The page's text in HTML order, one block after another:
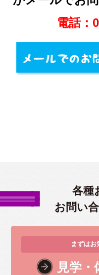
電話：
各種
お問い
まずはお
見学